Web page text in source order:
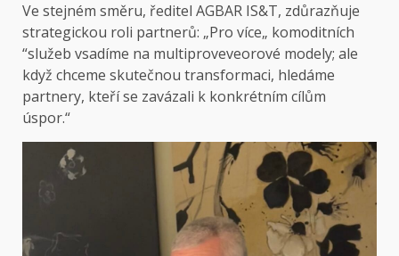
Ve stejném směru, ředitel AGBAR IS&T, zdůrazňuje
strategickou roli partnerů: „Pro více„ komoditních
“služeb vsadíme na multiproveveorové modely; ale
když chceme skutečnou transformaci, hledáme
partnery, kteří se zavázali k konkrétním cílům
úspor.“